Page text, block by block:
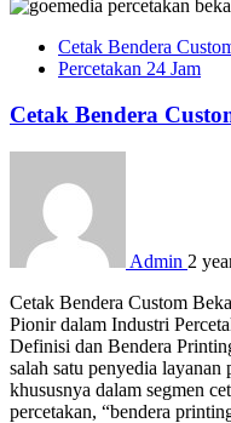
Cetak Bendera
Percetakan 24 Jam
Cetak Bendera
Admin 2
Cetak Bendera Custom
Pionir dalam Industri
Definisi dan Bendera
salah satu penyedia
khususnya dalam segmen
percetakan, “bendera